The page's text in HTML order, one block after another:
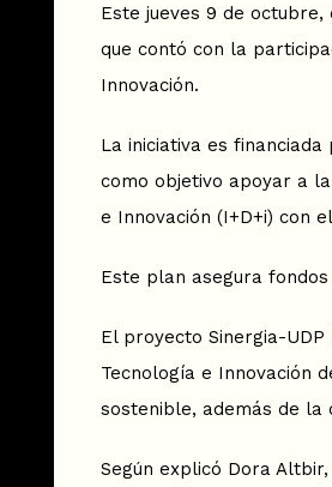
Este jueves 9 de
que contó con la
Innovación.
La iniciativa es
como objetivo apoyar a
e Innovación (I+D+i) con
Este plan asegura
El proyecto Sinergia-
Tecnología e Innovación
sostenible, además de la
Según explicó Dora